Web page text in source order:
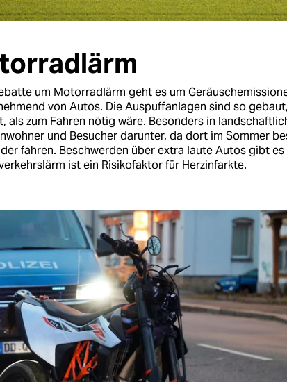
um Motorradlärm geht es um
von Autos. Die Auspuffanlagen sind so
als zum Fahren nötig wäre. Besonders in
und Besucher darunter, da dort im Sommer
fahren. Beschwerden über extra laute Autos gibt
ist ein Risikofaktor für Herzinfarkte.